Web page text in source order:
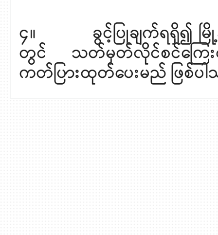
၄။ ခွင့်ပြုချက်ရရှိ၍ မြို့န
တွင် သတ်မှတ်လိုင်စင်ကြေး
ကတ်ပြားထုတ်ပေးမည် ဖြစ်ပ